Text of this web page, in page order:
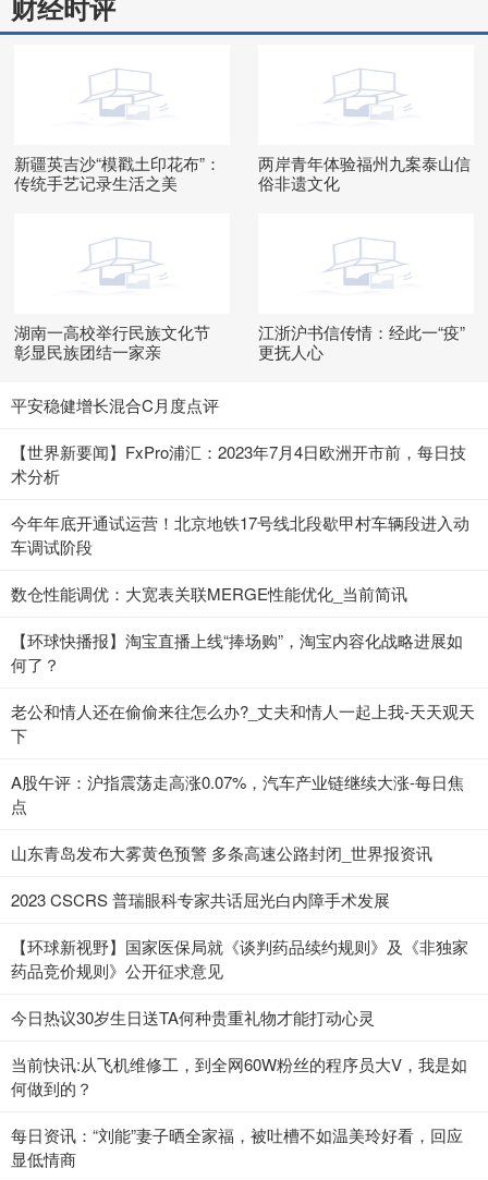
财经时评
新疆英吉沙“模戳土印花布”：
传统手艺记录生活之美
两岸青年体验福州九案泰山信
俗非遗文化
湖南一高校举行民族文化节
彰显民族团结一家亲
江浙沪书信传情：经此一“疫”
更抚人心
平安稳健增长混合C月度点评
【世界新要闻】FxPro浦汇：2023年7月4日欧洲开市前，每日技
术分析
今年年底开通试运营！北京地铁17号线北段歇甲村车辆段进入动
车调试阶段
数仓性能调优：大宽表关联MERGE性能优化_当前简讯
【环球快播报】淘宝直播上线“捧场购”，淘宝内容化战略进展如
何了？
老公和情人还在偷偷来往怎么办?_丈夫和情人一起上我-天天观天
下
A股午评：沪指震荡走高涨0.07%，汽车产业链继续大涨-每日焦
点
山东青岛发布大雾黄色预警 多条高速公路封闭_世界报资讯
2023 CSCRS 普瑞眼科专家共话屈光白内障手术发展
【环球新视野】国家医保局就《谈判药品续约规则》及《非独家
药品竞价规则》公开征求意见
今日热议30岁生日送TA何种贵重礼物才能打动心灵
当前快讯:从飞机维修工，到全网60W粉丝的程序员大V，我是如
何做到的？
每日资讯：“刘能”妻子晒全家福，被吐槽不如温美玲好看，回应
显低情商